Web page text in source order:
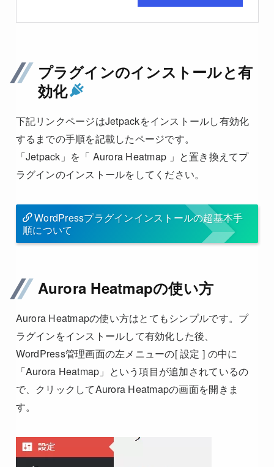
プラグインのインストールと有
効化
下記リンクページはJetpackをインストールし有効化
するまでの手順を記載したページです。
「Jetpack」を「 Aurora Heatmap 」と置き換えてプ
ラグインのインストールをしてください。
WordPressプラグインインストールの超基本手
順について
Aurora Heatmapの使い方
Aurora Heatmapの使い方はとてもシンプルです。プ
ラグインをインストールして有効化した後、
WordPress管理画面の左メニューの[ 設定 ] の中に
「Aurora Heatmap」という項目が追加されているの
で、クリックしてAurora Heatmapの画面を開きま
す。